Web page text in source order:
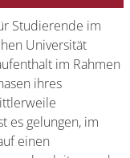
Studierende im
Universität
im Rahmen
ihres
es gelungen, im
einen